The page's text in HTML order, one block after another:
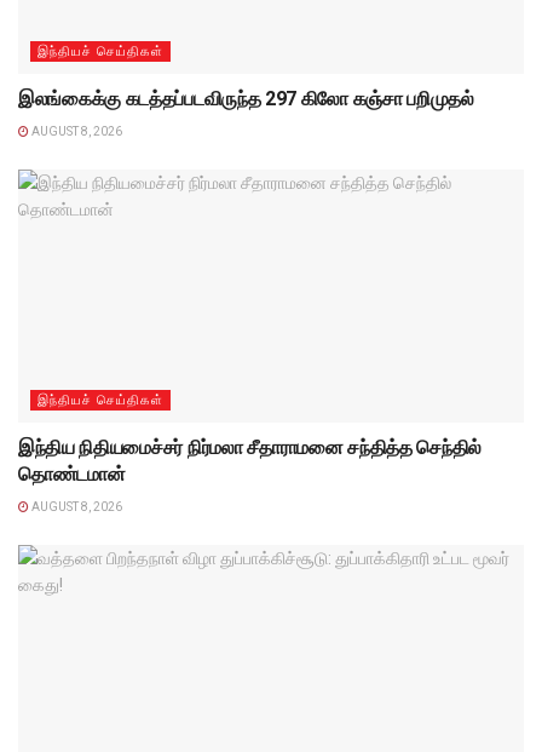
இந்தியச் செய்திகள்
இலங்கைக்கு கடத்தப்படவிருந்த 297 கிலோ கஞ்சா பறிமுதல்
AUGUST 8, 2026
இந்தியச் செய்திகள்
இந்திய நிதியமைச்சர் நிர்மலா சீதாராமனை சந்தித்த செந்தில்
தொண்டமான்
AUGUST 8, 2026